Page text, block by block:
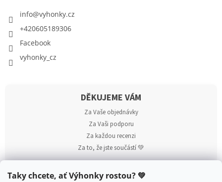
Taky chcete, ať Výhonky rostou? 💚
info@vyhonky.cz
+420605189306
Facebook
vyhonky_cz
DĚKUJEME VÁM
Za Vaše objednávky
Za Vaši podporu
Za každou recenzi
Za to, že jste součástí 💚